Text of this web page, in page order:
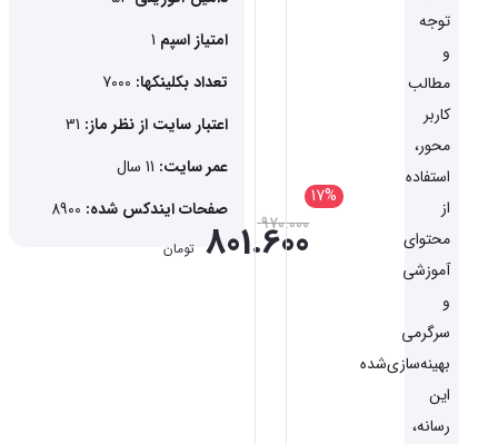
امتیاز اسپم
تعداد بکلینکها: 7000
اعتبار سایت از نظر ماز:
عمر سایت:
صفحات ایندکس شده:
توجه
و
مطالب
کاربر
محور،
استفاده
از
محتوای
آموزشی
و
سرگرمی
بهینه‌سازی‌شده
این
رسانه،
17%
970.000
801.600 تومان